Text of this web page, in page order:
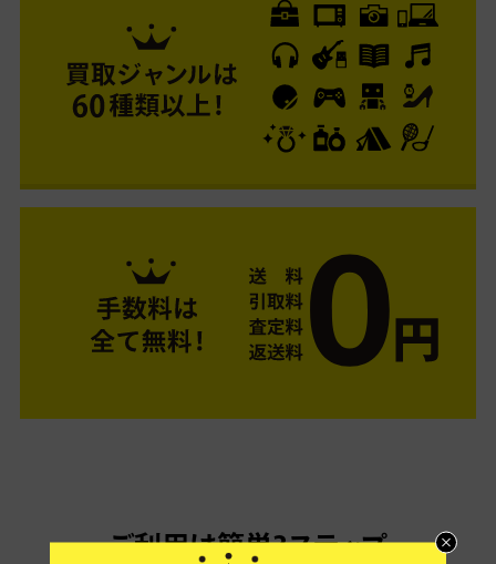
ご利用は簡単3ステップ